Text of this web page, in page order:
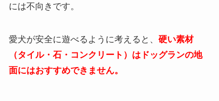
には不向きです。
愛犬が安全に遊べるように考えると、 硬い素材
（タイル・石・コンクリート）はドッグランの地
面にはおすすめできません。